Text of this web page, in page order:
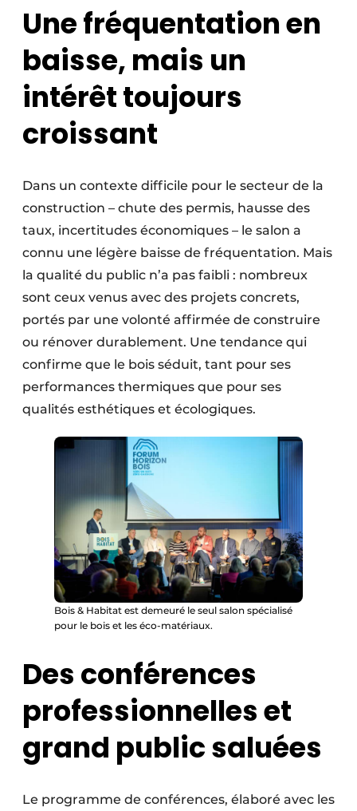
Une fréquentation en
baisse, mais un
intérêt toujours
croissant
Dans un contexte difficile pour le secteur de la
construction – chute des permis, hausse des
taux, incertitudes économiques – le salon a
connu une légère baisse de fréquentation. Mais
la qualité du public n’a pas faibli : nombreux
sont ceux venus avec des projets concrets,
portés par une volonté affirmée de construire
ou rénover durablement. Une tendance qui
confirme que le bois séduit, tant pour ses
performances thermiques que pour ses
qualités esthétiques et écologiques.
Bois & Habitat est demeuré le seul salon spécialisé
pour le bois et les éco-matériaux.
Des conférences
professionnelles et
grand public saluées
Le programme de conférences, élaboré avec les